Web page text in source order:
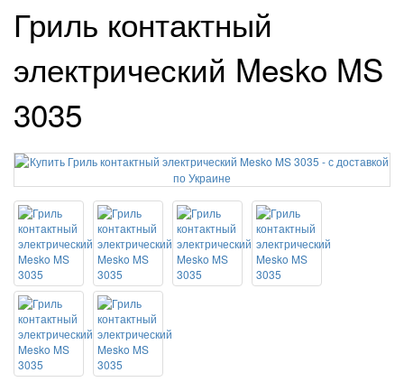
Гриль контактный
электрический Mesko MS
3035